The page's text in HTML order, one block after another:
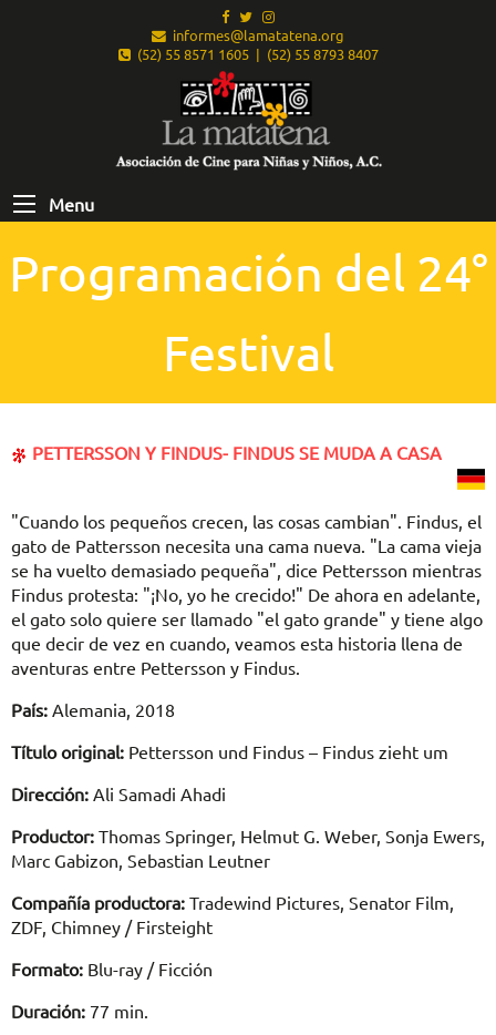
informes@lamatatena.org
(52) 55 8571 1605 | (52) 55 8793 8407
Menu
Programación del 24°
Festival
PETTERSSON Y FINDUS- FINDUS SE MUDA A CASA
"Cuando los pequeños crecen, las cosas cambian". Findus, el
gato de Pattersson necesita una cama nueva. "La cama vieja
se ha vuelto demasiado pequeña", dice Pettersson mientras
Findus protesta: "¡No, yo he crecido!" De ahora en adelante,
el gato solo quiere ser llamado "el gato grande" y tiene algo
que decir de vez en cuando, veamos esta historia llena de
aventuras entre Pettersson y Findus.
País: Alemania, 2018
Título original: Pettersson und Findus – Findus zieht um
Dirección: Ali Samadi Ahadi
Productor: Thomas Springer, Helmut G. Weber, Sonja Ewers,
Marc Gabizon, Sebastian Leutner
Compañía productora: Tradewind Pictures, Senator Film,
ZDF, Chimney / Firsteight
Formato: Blu-ray / Ficción
Duración: 77 min.